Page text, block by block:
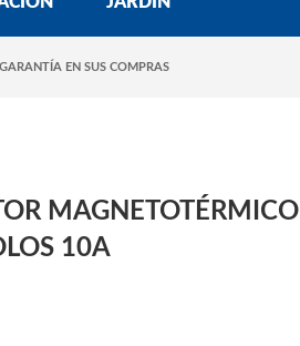
EN SUS COMPRAS
MAGNETOTÉRMICO
10A